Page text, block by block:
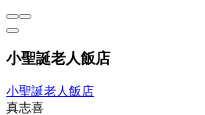
小聖誕老人飯店
小聖誕老人飯店
真志喜